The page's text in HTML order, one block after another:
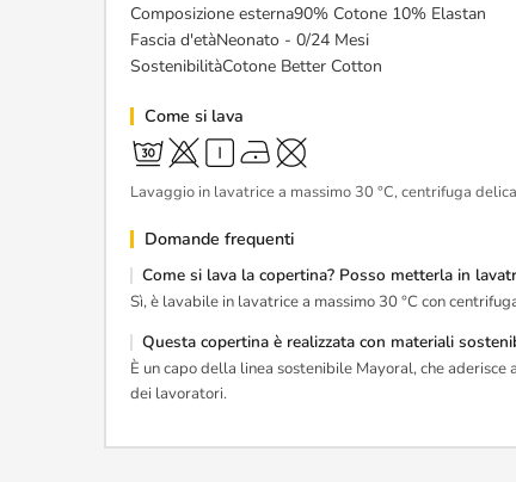
Composizione esterna90% Cotone 10% Elastan
Fascia d'etàNeonato - 0/24 Mesi
SostenibilitàCotone Better Cotton
Come si lava
Lavaggio in lavatrice a massimo 30 °C, centrifuga
Domande frequenti
Come si lava la copertina? Posso metterla in
Sì, è lavabile in lavatrice a massimo 30 °C con
Questa copertina è realizzata con materiali
È un capo della linea sostenibile Mayoral, che
dei lavoratori.